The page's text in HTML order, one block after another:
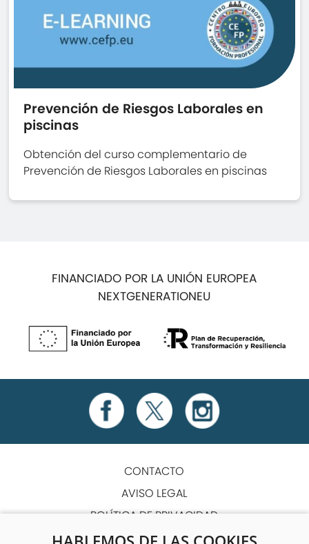
Prevención de Riesgos Laborales en
piscinas
Obtención del curso complementario de
Prevención de Riesgos Laborales en piscinas
FINANCIADO POR LA UNIÓN EUROPEA
NEXTGENERATIONEU
CONTACTO
AVISO LEGAL
POLÍTICA DE PRIVACIDAD
POLÍTICA DE COOKIES